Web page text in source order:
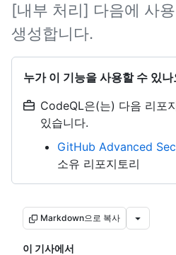
[내부 처리] 다음에 사
생성합니다.
누가 이 기능을 사용할 수 있나
CodeQL은(는) 다음 리포
있습니다.
GitHub Advanced
소유 리포지토리
Markdown으로 복사
이 기사에서